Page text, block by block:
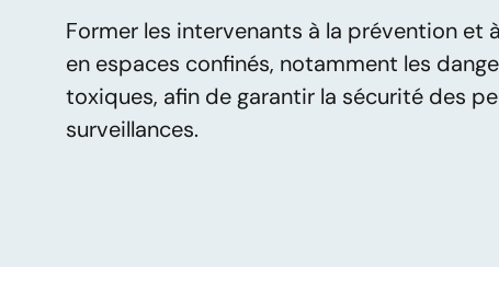
Former les intervenants à la prévention et
en espaces confinés, notamment les
toxiques, afin de garantir la sécurité des
surveillances.